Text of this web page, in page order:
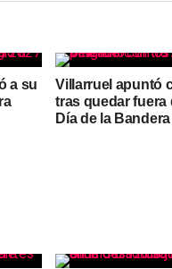
a su
Villarruel apuntó
tras quedar fuera
Día de la